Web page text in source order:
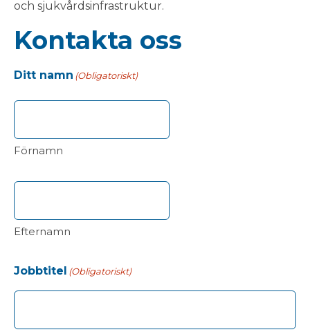
och sjukvårdsinfrastruktur.
Kontakta oss
Ditt namn (Obligatoriskt)
Förnamn
Efternamn
Jobbtitel (Obligatoriskt)